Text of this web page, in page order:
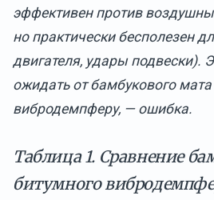
эффективен против
но практически бесполезен
двигателя, удары подвески).
ожидать от бамбукового
вибродемпферу, — ошибка.
Таблица 1. Сравнение
битумного